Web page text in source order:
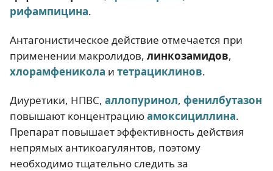
рифампицина.
Антагонистическое действие отмечается при
применении макролидов, линкозамидов,
хлорамфеникола и тетрациклинов.
Диуретики, НПВС, аллопуринол, фенилбутазон
повышают концентрациюамоксициллина.
Препарат повышает эффективность действия
непрямых антикоагулянтов, поэтому
необходимо тщательно следить за